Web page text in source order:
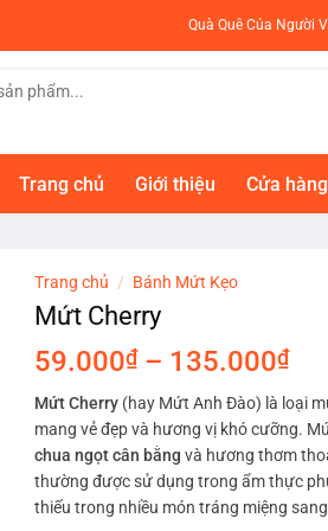
Quà Quê Của Người
Trang chủ Giới thiệu Cửa hàng
Trang chủ / Bánh Mứt Kẹo
Mứt Cherry
59.000₫ – 135.000₫
từ
Mứt Cherry(hay Mứt Anh Đào) là loại
mang vẻ đẹp và hương vị khó cưỡng.
chua ngọt cân bằng và hương thơm
thường được sử dụng trong ẩm thực
thiếu trong nhiều món tráng miệng